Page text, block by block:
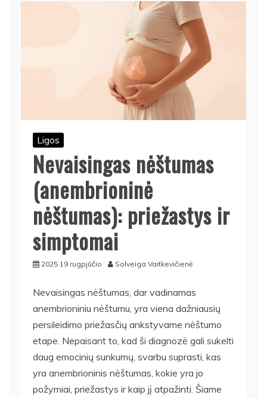
Ligos
Nevaisingas nėštumas
(anembrioninė
nėštumas): priežastys ir
simptomai
2025 19 rugpjūčio Solveiga Vaitkevičienė
Nevaisingas nėštumas, dar vadinamas
anembrioniniu nėštumu, yra viena dažniausių
persileidimo priežasčių ankstyvame nėštumo
etape. Nepaisant to, kad ši diagnozė gali sukelti
daug emocinių sunkumų, svarbu suprasti, kas
yra anembrioninis nėštumas, kokie yra jo
požymiai, priežastys ir kaip jį atpažinti. Šiame